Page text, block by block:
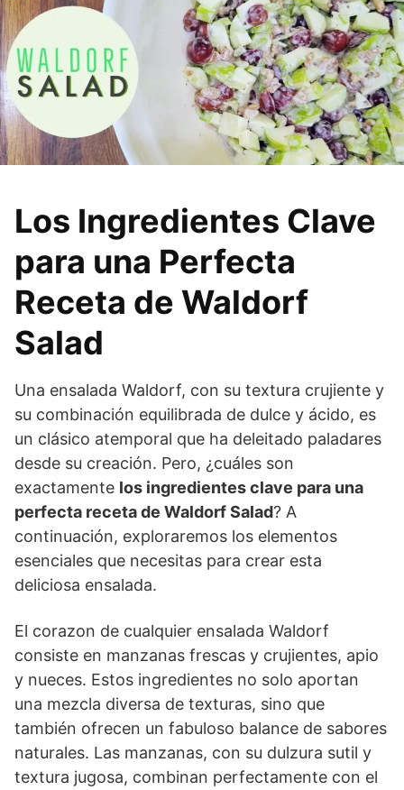
Los Ingredientes Clave
para una Perfecta
Receta de Waldorf
Salad
Una ensalada Waldorf, con su textura crujiente y
su combinación equilibrada de dulce y ácido, es
un clásico atemporal que ha deleitado paladares
desde su creación. Pero, ¿cuáles son
exactamente los ingredientes clave para una
perfecta receta de Waldorf Salad? A
continuación, exploraremos los elementos
esenciales que necesitas para crear esta
deliciosa ensalada.
El corazon de cualquier ensalada Waldorf
consiste en manzanas frescas y crujientes, apio
y nueces. Estos ingredientes no solo aportan
una mezcla diversa de texturas, sino que
también ofrecen un fabuloso balance de sabores
naturales. Las manzanas, con su dulzura sutil y
textura jugosa, combinan perfectamente con el